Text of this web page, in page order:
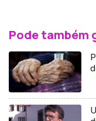
Pode também